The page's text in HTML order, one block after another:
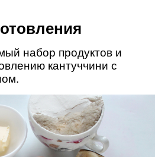
набор продуктов и
кантуччини с